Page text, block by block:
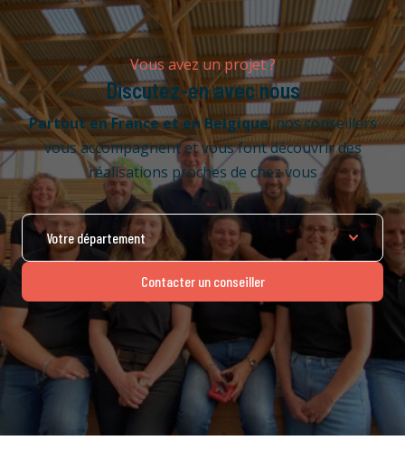
Vous avez un projet ?
Discutez-en avec nous
Partout en Franceet en Belgique, nos conseillers
vous accompagnent et vous font découvrir des
réalisations proches de chez vous
Contacter un conseiller